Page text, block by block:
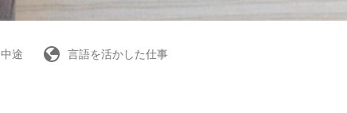
中途 言語を活かした仕事